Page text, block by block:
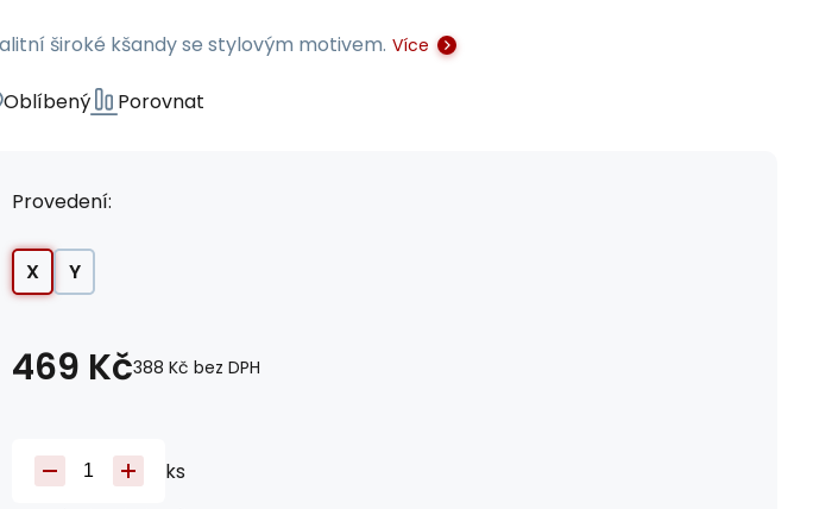
široké kšandy se stylovým motivem. Více
Oblíbený Porovnat
Provedení:
X Y
469 Kč388 Kč bez DPH
ks